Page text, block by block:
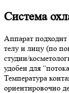
Система
Аппарат подходит
телу и лицу (по
студии/
удобен для
Температура
ориентировочно